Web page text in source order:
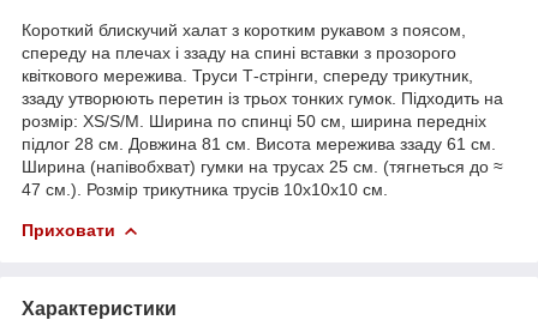
Короткий блискучий халат з коротким рукавом з поясом,
спереду на плечах і ззаду на спині вставки з прозорого
квіткового мережива. Труси Т-стрінги, спереду трикутник,
ззаду утворюють перетин із трьох тонких гумок. Підходить на
розмір: XS/S/M. Ширина по спинці 50 см, ширина передніх
підлог 28 см. Довжина 81 см. Висота мережива ззаду 61 см.
Ширина (напівобхват) гумки на трусах 25 см. (тягнеться до ≈
47 см.). Розмір трикутника трусів 10х10х10 см.
Приховати
Характеристики